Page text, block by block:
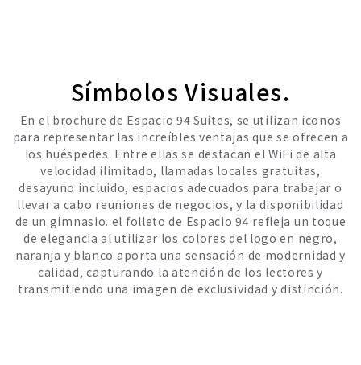
Símbolos Visuales.
En el brochure de Espacio 94 Suites, se utilizan iconos
para representar las increíbles ventajas que se ofrecen a
los huéspedes. Entre ellas se destacan el WiFi de alta
velocidad ilimitado, llamadas locales gratuitas,
desayuno incluido, espacios adecuados para trabajar o
llevar a cabo reuniones de negocios, y la disponibilidad
de un gimnasio. el folleto de Espacio 94 refleja un toque
de elegancia al utilizar los colores del logo en negro,
naranja y blanco aporta una sensación de modernidad y
calidad, capturando la atención de los lectores y
transmitiendo una imagen de exclusividad y distinción.